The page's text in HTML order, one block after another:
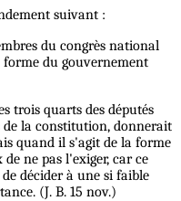
suivant :
du congrès national
forme du gouvernement
trois quarts des députés
de la constitution, donnerait
quand il s'agit de la forme
ne pas l'exiger, car ce
décider à une si faible
(J. B. 15 nov.)